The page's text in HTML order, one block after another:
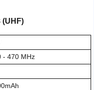
(UHF)
- 470 MHz